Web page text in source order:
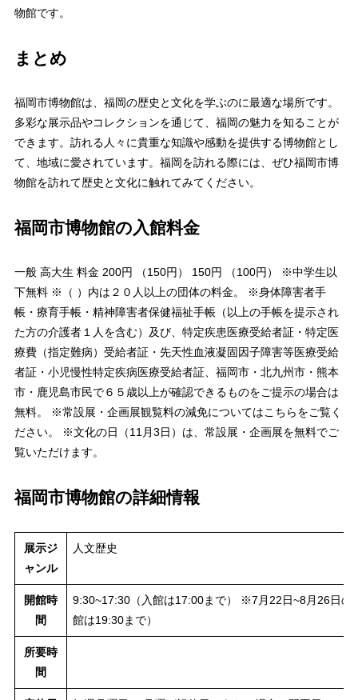
物館です。
まとめ
福岡市博物館は、福岡の歴史と文化を学ぶのに最適な場所です。
多彩な展示品やコレクションを通じて、福岡の魅力を知ることが
できます。訪れる人々に貴重な知識や感動を提供する博物館とし
て、地域に愛されています。福岡を訪れる際には、ぜひ福岡市博
物館を訪れて歴史と文化に触れてみてください。
福岡市博物館の入館料金
一般 高大生 料金 200円 （150円） 150円 （100円） ※中学生以
下無料 ※（ ）内は２０人以上の団体の料金。 ※身体障害者手
帳・療育手帳・精神障害者保健福祉手帳（以上の手帳を提示され
た方の介護者１人を含む）及び、特定疾患医療受給者証・特定医
療費（指定難病）受給者証・先天性血液凝固因子障害等医療受給
者証・小児慢性特定疾病医療受給者証、福岡市・北九州市・熊本
市・鹿児島市民で６５歳以上が確認できるものをご提示の場合は
無料。 ※常設展・企画展観覧料の減免についてはこちらをご覧く
ださい。 ※文化の日（11月3日）は、常設展・企画展を無料でご
覧いただけます。
福岡市博物館の詳細情報
展示ジ
ャンル
人文歴史
開館時
間
9:30~17:30（入館は17:00まで） ※7月22日~8月26日の
館は19:30まで）
所要時
間